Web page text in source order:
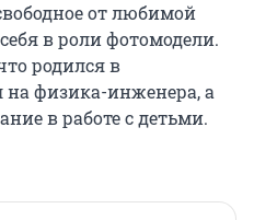
от любимой
в роли фотомодели.
родился в
физика-инженера, а
в работе с детьми.